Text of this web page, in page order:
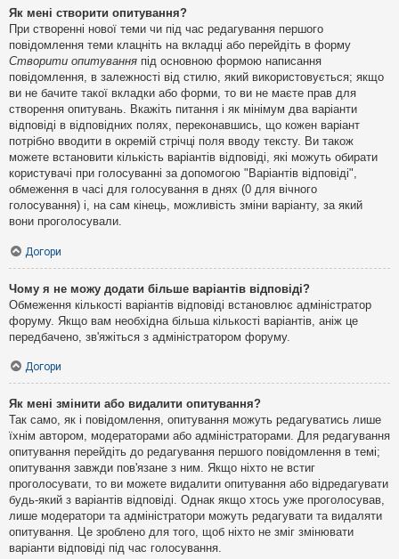
Як мені створити опитування?
При створенні нової теми чи під час редагування першого
повідомлення теми клацніть на вкладці або перейдіть в форму
Створити опитування під основною формою написання
повідомлення, в залежності від стилю, який використовується; якщо
ви не бачите такої вкладки або форми, то ви не маєте прав для
створення опитувань. Вкажіть питання і як мінімум два варіанти
відповіді в відповідних полях, переконавшись, що кожен варіант
потрібно вводити в окремій стрічці поля вводу тексту. Ви також
можете встановити кількість варіантів відповіді, які можуть обирати
користувачі при голосуванні за допомогою "Варіантів відповіді",
обмеження в часі для голосування в днях (0 для вічного
голосування) і, на сам кінець, можливість зміни варіанту, за який
вони проголосували.
Догори
Чому я не можу додати більше варіантів відповіді?
Обмеження кількості варіантів відповіді встановлює адміністратор
форуму. Якщо вам необхідна більша кількості варіантів, аніж це
передбачено, зв'яжіться з адміністратором форуму.
Догори
Як мені змінити або видалити опитування?
Так само, як і повідомлення, опитування можуть редагуватись лише
їхнім автором, модераторами або адміністраторами. Для редагування
опитування перейдіть до редагування першого повідомлення в темі;
опитування завжди пов'язане з ним. Якщо ніхто не встиг
проголосувати, то ви можете видалити опитування або відредагувати
будь-який з варіантів відповіді. Однак якщо хтось уже проголосував,
лише модератори та адміністратори можуть редагувати та видаляти
опитування. Це зроблено для того, щоб ніхто не зміг змінювати
варіанти відповіді під час голосування.